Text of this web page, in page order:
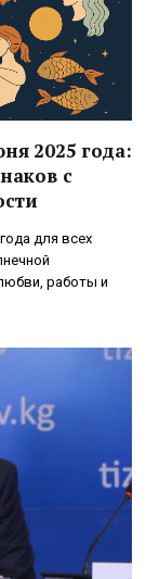
2025 года:
с
для всех
работы и